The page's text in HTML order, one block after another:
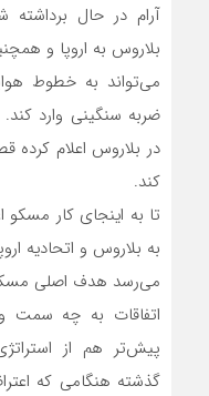
آرام در حال
بلاروس به اروپا و
می‌تواند به خطوط
ضربه سنگینی وارد
کند.
تا به اینجای کار
به بلاروس و اتحادیه
می‌رسد هدف اصلی
اتفاقات به چه
پیش‌تر هم از
گذشته هنگامی که